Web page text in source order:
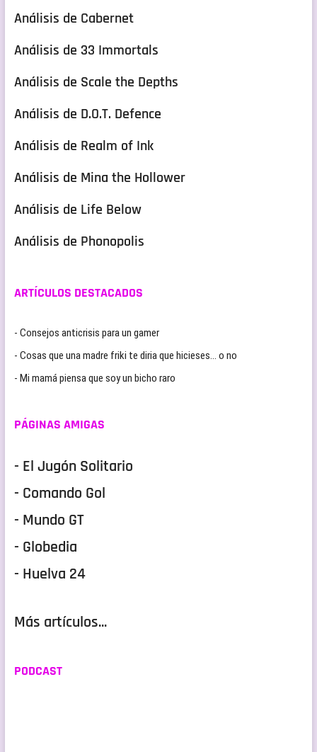
Análisis de Cabernet
Análisis de 33 Immortals
Análisis de Scale the Depths
Análisis de D.O.T. Defence
Análisis de Realm of Ink
Análisis de Mina the Hollower
Análisis de Life Below
Análisis de Phonopolis
ARTÍCULOS DESTACADOS
- Consejos anticrisis para un gamer
- Cosas que una madre friki te diria que hicieses… o no
- Mi mamá piensa que soy un bicho raro
PÁGINAS AMIGAS
- El Jugón Solitario
- Comando Gol
- Mundo GT
- Globedia
- Huelva 24
Más artículos...
PODCAST